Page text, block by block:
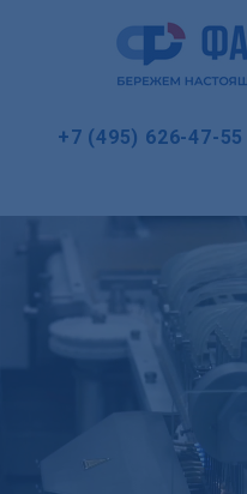
+7 (495) 626-47-55